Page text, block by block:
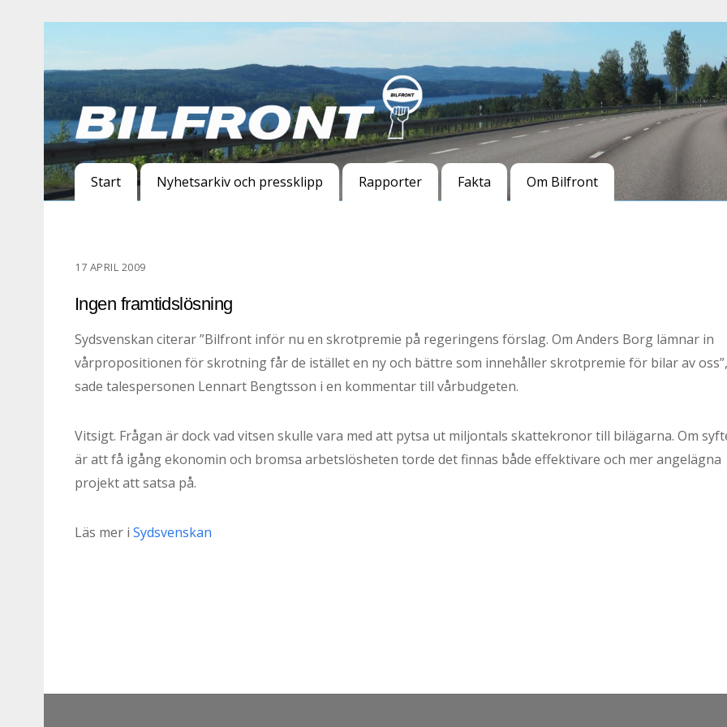
Start Nyhetsarkiv och pressklipp Rapporter Fakta Om Bilfront
17 APRIL 2009
Ingen framtidslösning
Sydsvenskan citerar ”Bilfront inför nu en skrotpremie på regeringens förslag. Om Anders Borg lämnar in
vårpropositionen för skrotning får de istället en ny och bättre som innehåller skrotpremie för bilar av oss”,
sade talespersonen Lennart Bengtsson i en kommentar till vårbudgeten.
Vitsigt. Frågan är dock vad vitsen skulle vara med att pytsa ut miljontals skattekronor till bilägarna. Om
är att få igång ekonomin och bromsa arbetslösheten torde det finnas både effektivare och mer angelägna
projekt att satsa på.
Läs mer i Sydsvenskan